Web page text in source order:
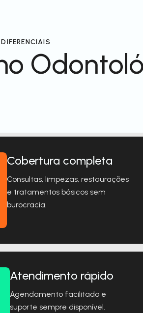
Cobertura completa
Consultas, limpezas, restaurações
e tratamentos básicos sem
burocracia.
Atendimento rápido
Agendamento facilitado e
suporte sempre disponível.